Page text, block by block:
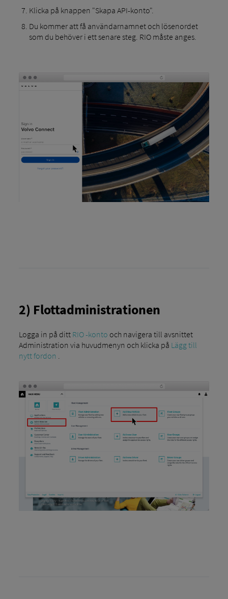
Klicka på knappen "Skapa API-konto".
Du kommer att få användarnamnet och lösenordet
som du behöver i ett senare steg. RIO måste anges.
2) Flottadministrationen
Logga in på ditt RIO -konto och navigera till avsnittet
Administration via huvudmenyn och klicka på Lägg till
nytt fordon